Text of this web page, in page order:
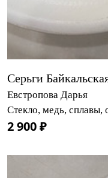
Серьги
Евстропова Дарья
Стекло, медь, сплавы,
2 900 ₽